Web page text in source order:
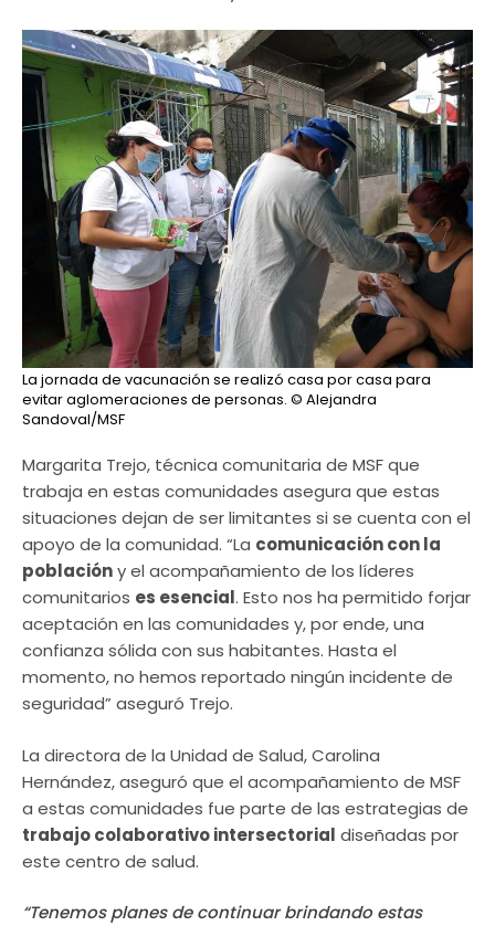
La jornada de vacunación se realizó casa por casa para
evitar aglomeraciones de personas. © Alejandra
Sandoval/MSF
Margarita Trejo, técnica comunitaria de MSF que
trabaja en estas comunidades asegura que estas
situaciones dejan de ser limitantes si se cuenta con el
apoyo de la comunidad. “La comunicación con la
poblacióny el acompañamiento de los líderes
comunitarios es esencial. Esto nos ha permitido forjar
aceptación en las comunidades y, por ende, una
confianza sólida con sus habitantes. Hasta el
momento, no hemos reportado ningún incidente de
seguridad” aseguró Trejo.
La directora de la Unidad de Salud, Carolina
Hernández, aseguró que el acompañamiento de MSF
a estas comunidades fue parte de las estrategias de
trabajo colaborativo intersectorial diseñadas por
este centro de salud.
“Tenemos planes de continuar brindando estas